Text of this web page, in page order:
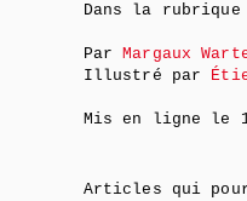
Dans la rubrique
ParMargaux
Illustré par
Mis en ligne le
Articles qui